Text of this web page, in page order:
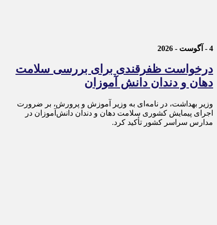
4 - آگوست - 2026
درخواست ظفرقندی برای بررسی سلامت
دهان و دندان دانش آموزان
وزیر بهداشت، در نامه‌ای به وزیر آموزش و پرورش، بر ضرورت
اجرای پیمایش کشوری سلامت دهان و دندان دانش‌آموزان در
مدارس سراسر کشور تأکید کرد.